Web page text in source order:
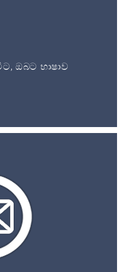
ඔබට භාෂාව